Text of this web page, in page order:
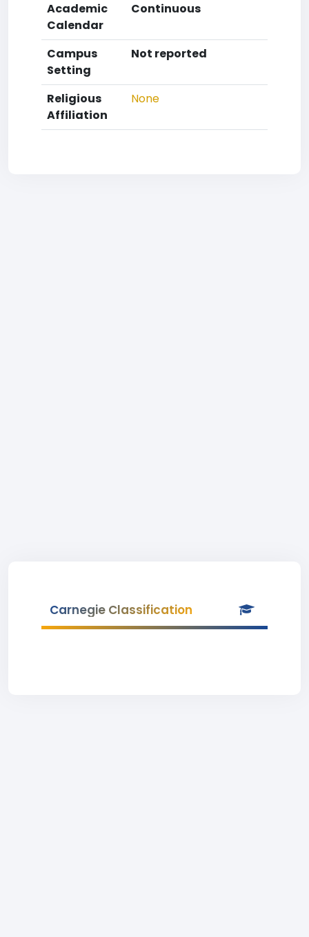
Academic
Calendar
Continuous
Campus
Setting
Not reported
Religious
Affiliation
None
Carnegie Classification